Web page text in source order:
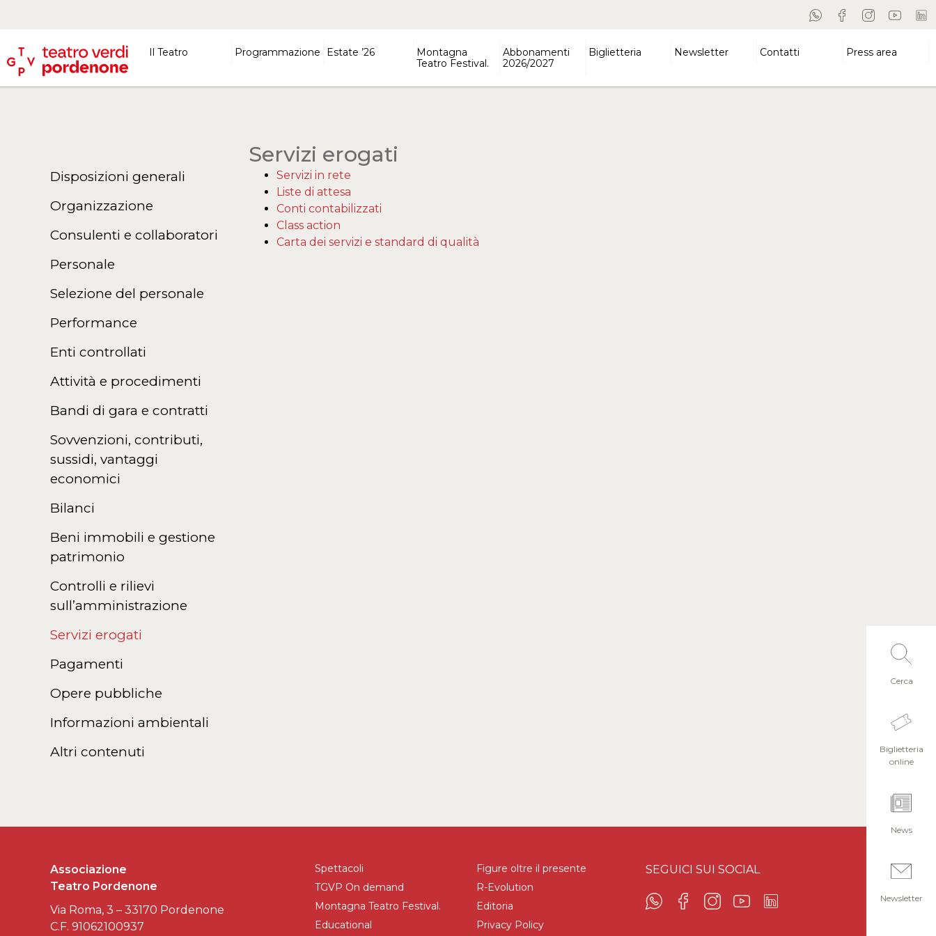
Il Teatro Programmazione Estate ’26
Montagna
Teatro Festival.
Abbonamenti
2026/2027
Biglietteria Newsletter Contatti Press area
Servizi erogati
Servizi in rete
Liste di attesa
Conti contabilizzati
Class action
Carta dei servizi e standard di qualità
Disposizioni generali
Organizzazione
Consulenti e collaboratori
Personale
Selezione del personale
Performance
Enti controllati
Attività e procedimenti
Bandi di gara e contratti
Sovvenzioni, contributi,
sussidi, vantaggi
economici
Bilanci
Beni immobili e gestione
patrimonio
Controlli e rilievi
sull’amministrazione
Servizi erogati
Pagamenti
Opere pubbliche
Informazioni ambientali
Altri contenuti
Cerca
Biglietteria
online
News
Newsletter
Associazione
Teatro Pordenone
Via Roma, 3 – 33170 Pordenone
C.F. 91062100937
Spettacoli
TGVP On demand
Montagna Teatro Festival.
Educational
Figure oltre il presente
R-Evolution
Editoria
Privacy Policy
SEGUICI SUI SOCIAL